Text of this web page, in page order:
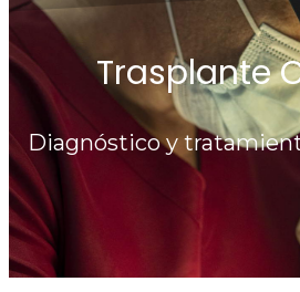
Trasplante
Diagnóstico y